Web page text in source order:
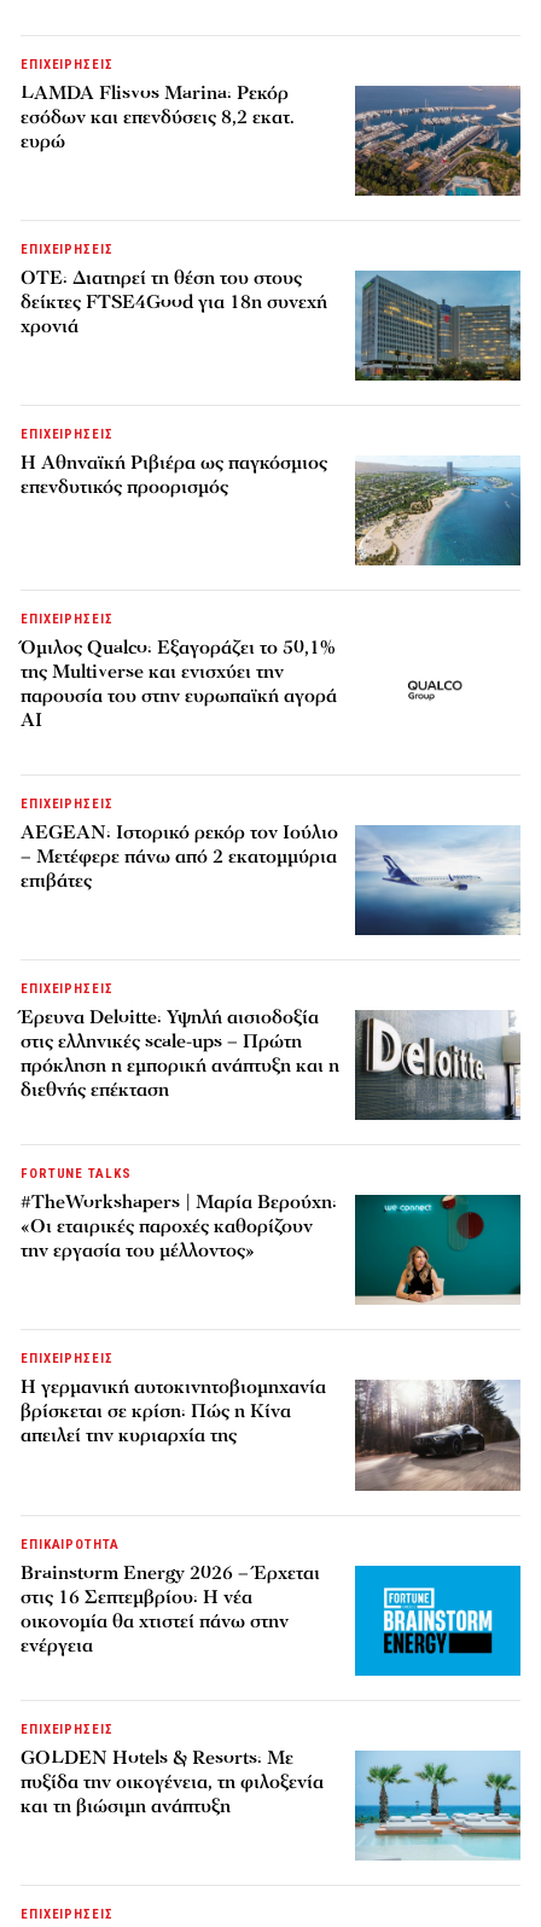
ΕΠΙΧΕΙΡΗΣΕΙΣ
LAMDA Flisvos Marina: Ρεκόρ
εσόδων και επενδύσεις 8,2 εκατ.
ευρώ
ΕΠΙΧΕΙΡΗΣΕΙΣ
ΟΤΕ: Διατηρεί τη θέση του στους
δείκτες FTSE4Good για 18η συνεχή
χρονιά
ΕΠΙΧΕΙΡΗΣΕΙΣ
Η Αθηναϊκή Ριβιέρα ως παγκόσμιος
επενδυτικός προορισμός
ΕΠΙΧΕΙΡΗΣΕΙΣ
Όμιλος Qualco: Εξαγοράζει το 50,1%
της Multiverse και ενισχύει την
παρουσία του στην ευρωπαϊκή αγορά
AI
ΕΠΙΧΕΙΡΗΣΕΙΣ
AEGEAN: Ιστορικό ρεκόρ τον Ιούλιο
– Μετέφερε πάνω από 2 εκατομμύρια
επιβάτες
ΕΠΙΧΕΙΡΗΣΕΙΣ
Έρευνα Deloitte: Υψηλή αισιοδοξία
στις ελληνικές scale-ups – Πρώτη
πρόκληση η εμπορική ανάπτυξη και η
διεθνής επέκταση
FORTUNE TALKS
#TheWorkshapers | Μαρία Βερούχη:
«Οι εταιρικές παροχές καθορίζουν
την εργασία του μέλλοντος»
ΕΠΙΧΕΙΡΗΣΕΙΣ
Η γερμανική αυτοκινητοβιομηχανία
βρίσκεται σε κρίση: Πώς η Κίνα
απειλεί την κυριαρχία της
ΕΠΙΚΑΙΡΟΤΗΤΑ
Brainstorm Energy 2026 – Έρχεται
στις 16 Σεπτεμβρίου: Η νέα
οικονομία θα χτιστεί πάνω στην
ενέργεια
ΕΠΙΧΕΙΡΗΣΕΙΣ
GOLDEN Hotels & Resorts: Με
πυξίδα την οικογένεια, τη φιλοξενία
και τη βιώσιμη ανάπτυξη
ΕΠΙΧΕΙΡΗΣΕΙΣ